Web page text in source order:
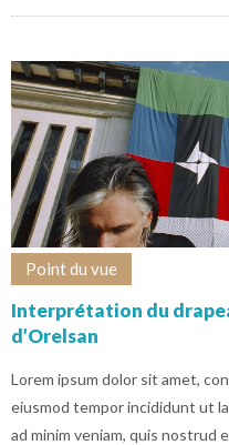
Point du vue
Interprétation du
d’Orelsan
Lorem ipsum dolor sit amet,
eiusmod tempor incididunt ut
ad minim veniam, quis nostrud